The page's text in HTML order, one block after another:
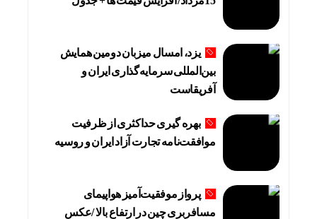
یزد، امسال میزبان دومین همایش
بین‌المللی سرمایه‌گذاری ایران و
آفریقاست
بهره گیری حداکثری از ظرفیت
موافقت‌نامه تجارت آزاد ایران و روسیه
پرواز موفقیت‌آمیز هواپیمای
مسافربری چین در ارتفاع بالا /عکس